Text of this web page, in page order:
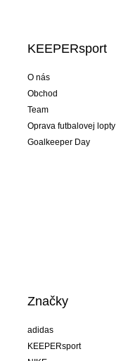
KEEPERsport
O nás
Obchod
Team
Oprava futbalovej lopty
Goalkeeper Day
Značky
adidas
KEEPERsport